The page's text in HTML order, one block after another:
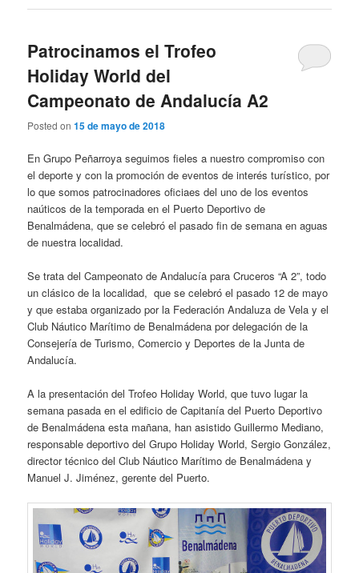
Patrocinamos el Trofeo
Holiday World del
Campeonato de Andalucía A2
Posted on15 de mayo de 2018
En Grupo Peñarroya seguimos fieles a nuestro compromiso con
el deporte y con la promoción de eventos de interés turístico, por
lo que somos patrocinadores oficiaes del uno de los eventos
naúticos de la temporada en el Puerto Deportivo de
Benalmádena, que se celebró el pasado fin de semana en aguas
de nuestra localidad.
Se trata del Campeonato de Andalucía para Cruceros “A 2”, todo
un clásico de la localidad, que se celebró el pasado 12 de mayo
y que estaba organizado por la Federación Andaluza de Vela y el
Club Náutico Marítimo de Benalmádena por delegación de la
Consejería de Turismo, Comercio y Deportes de la Junta de
Andalucía.
A la presentación del Trofeo Holiday World, que tuvo lugar la
semana pasada en el edificio de Capitanía del Puerto Deportivo
de Benalmádena esta mañana, han asistido Guillermo Mediano,
responsable deportivo del Grupo Holiday World, Sergio González,
director técnico del Club Náutico Marítimo de Benalmádena y
Manuel J. Jiménez, gerente del Puerto.